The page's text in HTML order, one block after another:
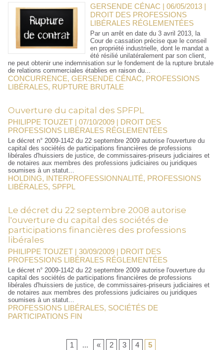
GERSENDE CÉNAC | 06/05/2013 |
DROIT DES PROFESSIONS
LIBÉRALES RÉGLEMENTÉES
Par un arrêt en date du 3 avril 2013, la
Cour de cassation précise que le conseil
en propriété industrielle, dont le mandat a
été résilié unilatéralement par son client,
ne peut obtenir une indemnisation sur le fondement de la rupture brutale
de relations commerciales établies en raison du...
CONCURRENCE, GERSENDE CÉNAC, PROFESSIONS
LIBÉRALES, RUPTURE BRUTALE
Ouverture du capital des SPFPL
PHILIPPE TOUZET | 07/10/2009 | DROIT DES
PROFESSIONS LIBÉRALES RÉGLEMENTÉES
Le décret n° 2009-1142 du 22 septembre 2009 autorise l'ouverture du
capital des sociétés de participations financières de professions
libérales d'huissiers de justice, de commissaires-priseurs judiciaires et
de notaires aux membres des professions judiciaires ou juridiques
soumises à un statut...
HOLDING, INTERPROFESSIONNALITÉ, PROFESSIONS
LIBÉRALES, SPFPL
Le décret du 22 septembre 2008 autorise
l'ouverture du capital des sociétés de
participations financières des professions
libérales
PHILIPPE TOUZET | 30/09/2009 | DROIT DES
PROFESSIONS LIBÉRALES RÉGLEMENTÉES
Le décret n° 2009-1142 du 22 septembre 2009 autorise l'ouverture du
capital des sociétés de participations financières de professions
libérales d'huissiers de justice, de commissaires-priseurs judiciaires et
de notaires aux membres des professions judiciaires ou juridiques
soumises à un statut...
PROFESSIONS LIBÉRALES, SOCIÉTÉS DE
PARTICIPATIONS FIN
1 ... « 2 3 4 5